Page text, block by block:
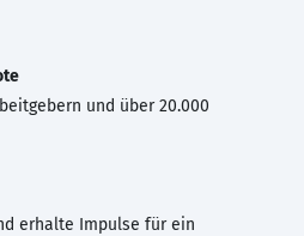
und über 20.000
erhalte Impulse für ein